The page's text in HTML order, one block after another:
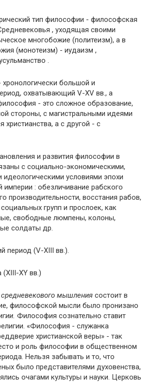
тип философии - философская
, уходящая своими
многобожие (политеизм), а в
(монотеизм) - иудаизм ,
.
большой и
охватывающий V-XV вв., а
- это сложное образование,
стороны, с магистральными идеями
а с другой - с
и развития философии в
с социально-экономическими,
идеологическими условиями эпохи
империи : обезличивание рабского
производительности, восстания рабов,
групп и прослоек, как
свободные люмпены, колоны,
солдаты др.
период (V-XIII вв.).
XY вв.)
средневекового мышления состоит в
философской мысли было пронизано
Философия сознательно ставит
«Философия - служанка
христианской веры» - так
и роль философии в общественном
Нельзя забывать и то, что
было представителями духовенства,
очагами культуры и науки. Церковь